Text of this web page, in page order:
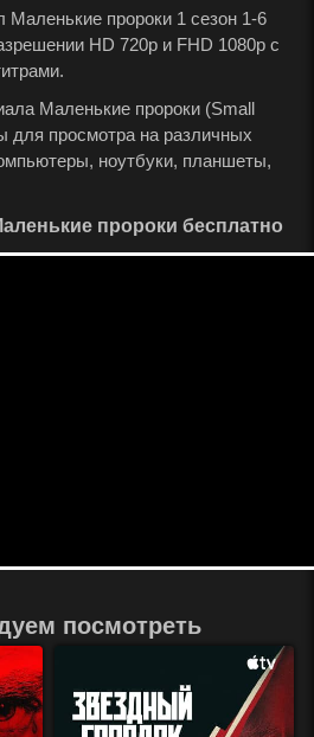
Маленькие пророки 1 сезон 1-6
HD 720p и FHD 1080p с
Маленькие пророки (Small
для просмотра на различных
ноутбуки, планшеты,
пророки бесплатно
посмотреть